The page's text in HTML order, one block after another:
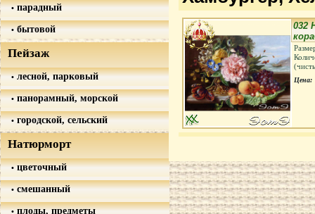
парадный
бытовой
Пейзаж
лесной, парковый
панорамный, морской
городской, сельский
Натюрморт
цветочный
смешанный
плоды, предметы
032
Цена: